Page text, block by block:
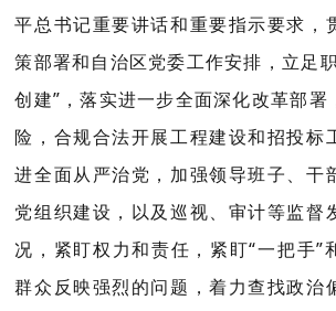
平总书记重要讲话和重要指示要求，
策部署和自治区党委工作安排，立足
创建”，落实进一步全面深化改革部署
险，合规合法开展工程建设和招投标
进全面从严治党，加强领导班子、干
党组织建设，以及巡视、审计等监督
况，紧盯权力和责任，紧盯“一把手”
群众反映强烈的问题，着力查找政治